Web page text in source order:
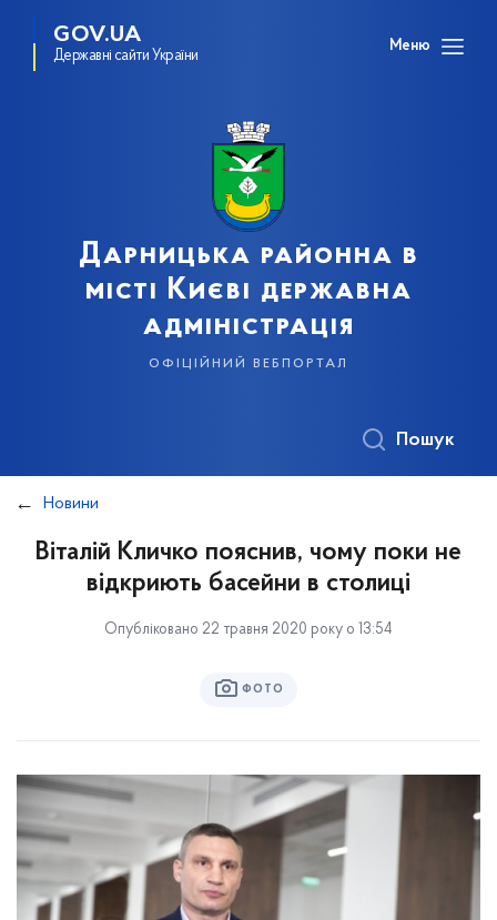
GOV.UA
Державні сайти України
Меню
Дарницька районна в
місті Києві державна
адміністрація
офіційний вебпортал
Пошук
Новини
Віталій Кличко пояснив, чому поки не
відкриють басейни в столиці
Опубліковано 22 травня 2020 року о 13:54
ФОТО